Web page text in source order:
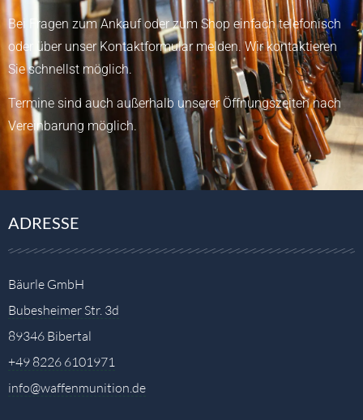
Bei Fragen zum Ankauf oder zum Shop einfach telefonisch
oder über unser Kontaktformularmelden.Wir kontaktieren
Sie schnellst möglich.
Termine sind auch außerhalb unserer Öffnungszeiten nach
Vereinbarung möglich.
ADRESSE
Bäurle GmbH
Bubesheimer Str. 3d
89346 Bibertal
+49 8226 6101971
info@waffenmunition.de